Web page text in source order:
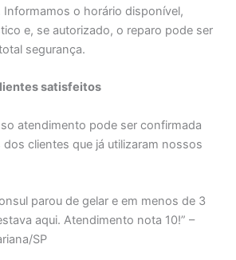
o horário disponível,
e, se autorizado, o reparo pode ser
segurança.
satisfeitos
atendimento pode ser confirmada
clientes que já utilizaram nossos
parou de gelar e em menos de 3
aqui. Atendimento nota 10!” –
SP